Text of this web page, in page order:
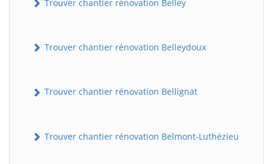
Trouver chantier rénovation Belley
Trouver chantier rénovation Belleydoux
Trouver chantier rénovation Bellignat
Trouver chantier rénovation Belmont-Luthézieu